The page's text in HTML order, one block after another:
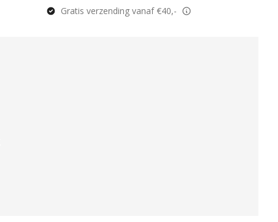
Gratis verzending vanaf €40,-